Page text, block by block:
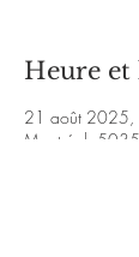
Heure et
21 août
Montréal,